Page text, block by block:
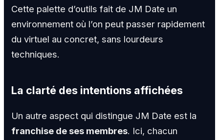
Cette palette d’outils fait de JM Date un
environnement où l’on peut passer rapidement
du virtuel au concret, sans lourdeurs
techniques.
La clarté des intentions affichées
Un autre aspect qui distingue JM Date est la
franchise de ses membres. Ici, chacun